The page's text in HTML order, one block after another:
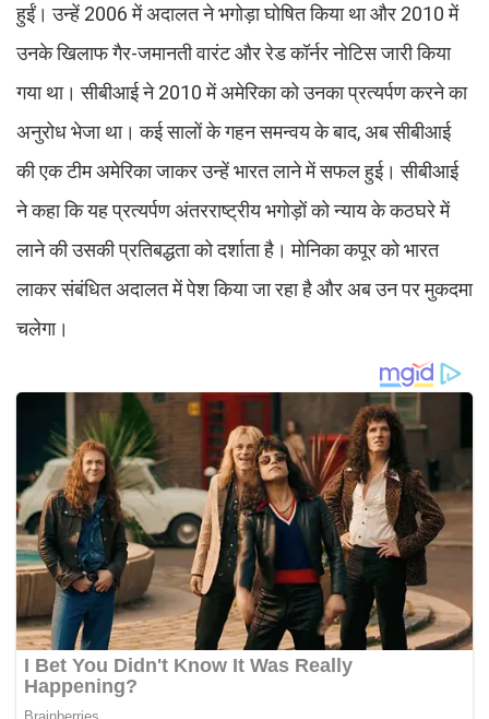
हुईं। उन्हें 2006 में अदालत ने भगोड़ा घोषित किया था और 2010 में
उनके खिलाफ गैर-जमानती वारंट और रेड कॉर्नर नोटिस जारी किया
गया था। सीबीआई ने 2010 में अमेरिका को उनका प्रत्यर्पण करने का
अनुरोध भेजा था। कई सालों के गहन समन्वय के बाद, अब सीबीआई
की एक टीम अमेरिका जाकर उन्हें भारत लाने में सफल हुई। सीबीआई
ने कहा कि यह प्रत्यर्पण अंतरराष्ट्रीय भगोड़ों को न्याय के कठघरे में
लाने की उसकी प्रतिबद्धता को दर्शाता है। मोनिका कपूर को भारत
लाकर संबंधित अदालत में पेश किया जा रहा है और अब उन पर मुकदमा
चलेगा।